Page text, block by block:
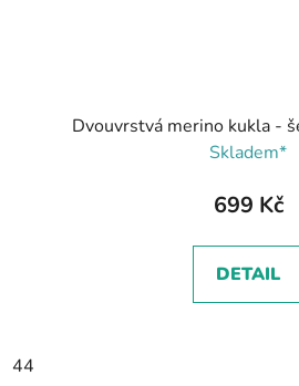
Dvouvrstvá merino kukla -
Skladem*
699 Kč
DETAIL
44